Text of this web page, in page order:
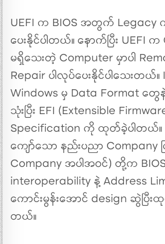
UEFI က BIOS အတွက် Legacy
ပေးနိုင်ပါတယ်။ နောက်ပြီး UEFI
မရှိသေးတဲ့ Computer မှာပါ
Repair ပါလုပ်ပေးနိုင်ပါသေးတယ်
Windows မှ Data Format တွ
သုံးပြီး EFI (Extensible
Specification ကို ထုတ်ခဲ့ပါတယ်။
ကျော်သော နည်းပညာ Company
Company အပါအ၀င်) တို့က
interoperability နဲ့ Address
ကောင်းမွန်းအောင် design ဆွဲပြီး
တယ်။